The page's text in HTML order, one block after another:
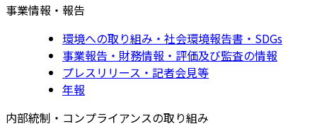
事業情報・報告
環境への取り組み・社会環境報告書・SDGs
事業報告・財務情報・評価及び監査の情報
プレスリリース・記者会見等
年報
内部統制・コンプライアンスの取り組み